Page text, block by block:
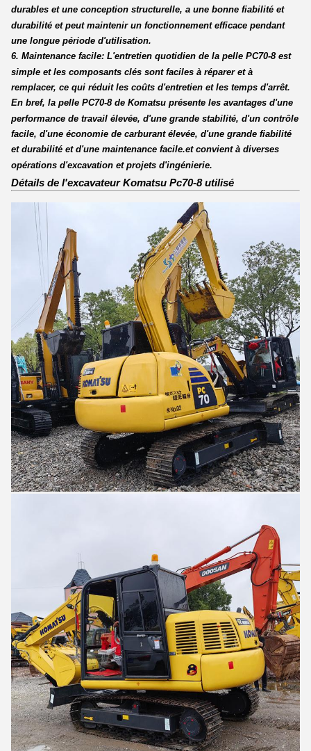
durables et une conception structurelle, a une bonne fiabilité et
durabilité et peut maintenir un fonctionnement efficace pendant
une longue période d'utilisation.
6. Maintenance facile: L'entretien quotidien de la pelle PC70-8 est
simple et les composants clés sont faciles à réparer et à
remplacer, ce qui réduit les coûts d'entretien et les temps d'arrêt.
En bref, la pelle PC70-8 de Komatsu présente les avantages d'une
performance de travail élevée, d'une grande stabilité, d'un contrôle
facile, d'une économie de carburant élevée, d'une grande fiabilité
et durabilité et d'une maintenance facile.et convient à diverses
opérations d'excavation et projets d'ingénierie.
Détails de l'excavateur Komatsu Pc70-8 utilisé